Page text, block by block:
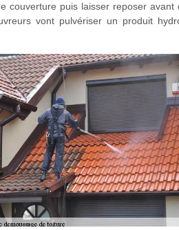
couverture puis laisser reposer avant
vont pulvériser un produit